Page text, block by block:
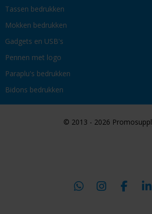
Tassen bedrukken
Mokken bedrukken
Gadgets en USB's
Pennen met logo
Paraplu's bedrukken
Bidons bedrukken
© 2013 - 2026